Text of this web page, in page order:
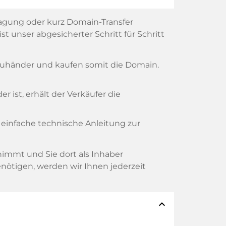
oder kurz Domain-Transfer
unser abgesicherter Schritt für Schritt
und kaufen somit die Domain.
ist, erhält der Verkäufer die
technische Anleitung zur
und Sie dort als Inhaber
werden wir Ihnen jederzeit
expand_less